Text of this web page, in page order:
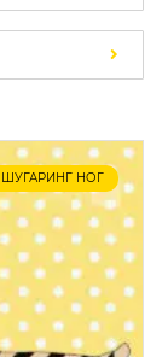
ШУГАРИНГ НОГ